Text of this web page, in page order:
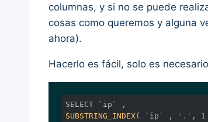
columnas, y si no se puede
cosas como queremos y alguna
ahora).
Hacerlo es fácil, solo es
SUBSTRING_INDEX( `ip` , '.' , 1